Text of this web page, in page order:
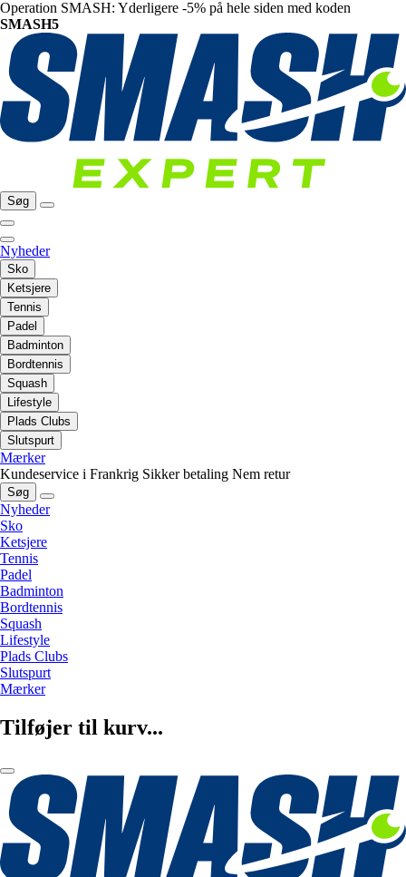
Operation SMASH: Yderligere -5% på hele siden med koden
SMASH5
Søg
Nyheder
Sko
Ketsjere
Tennis
Padel
Badminton
Bordtennis
Squash
Lifestyle
Plads Clubs
Slutspurt
Mærker
Kundeservice i Frankrig Sikker betaling Nem retur
Søg
Nyheder
Sko
Ketsjere
Tennis
Padel
Badminton
Bordtennis
Squash
Lifestyle
Plads Clubs
Slutspurt
Mærker
Tilføjer til kurv...